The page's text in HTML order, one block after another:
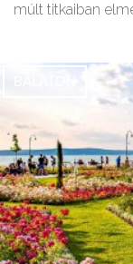
múlt titkaiban